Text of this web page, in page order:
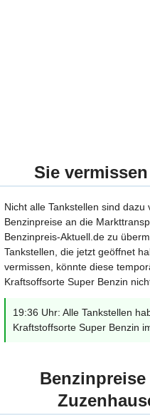
Sie
Nicht alle Tankstellen sind
Benzinpreise an die
Benzinpreis-Aktuell.de zu
Tankstellen, die jetzt geöffnet
vermissen, könnte diese
Kraftsoffsorte Super Benzin
19:36 Uhr: Alle Tankstellen
Kraftstoffsorte Super Benzin